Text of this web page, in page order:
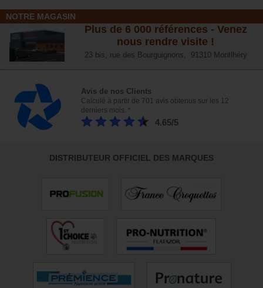
NOTRE MAGASIN
Plus de 6 000 références - Venez
nous rendre visite !
23 bis, rue des Bourguignons, 91310 Montlhéry
Avis de nos Clients
Calculé à partir de 701 avis obtenus sur les 12
derniers mois. *
4.65/5
DISTRIBUTEUR OFFICIEL DES MARQUES